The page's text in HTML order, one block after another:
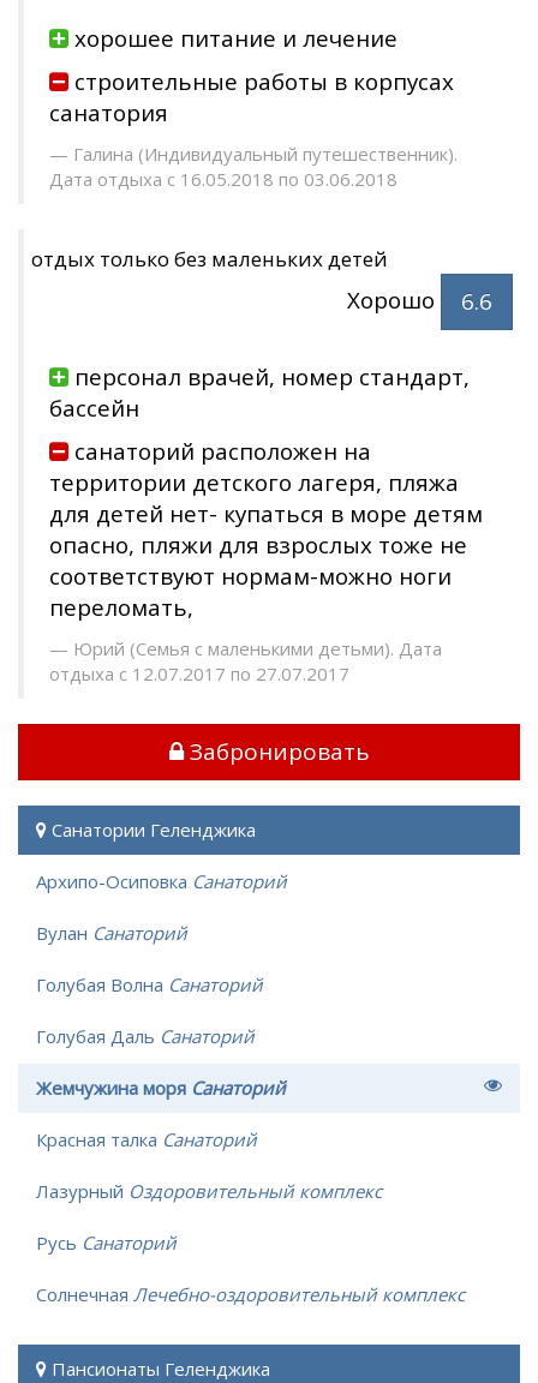
хорошее питание и лечение
строительные работы в корпусах
санатория
Галина (Индивидуальный путешественник).
Дата отдыха с 16.05.2018 по 03.06.2018
отдых только без маленьких детей
Хорошо 6.6
персонал врачей, номер стандарт,
бассейн
санаторий расположен на
территории детского лагеря, пляжа
для детей нет- купаться в море детям
опасно, пляжи для взрослых тоже не
соответствуют нормам-можно ноги
переломать,
Юрий (Семья с маленькими детьми). Дата
отдыха с 12.07.2017 по 27.07.2017
Забронировать
Санатории Геленджика
Архипо-Осиповка Санаторий
Вулан Санаторий
Голубая Волна Санаторий
Голубая Даль Санаторий
Жемчужина моря Санаторий
Красная талка Санаторий
Лазурный Оздоровительный комплекс
Русь Санаторий
Солнечная Лечебно-оздоровительный комплекс
Пансионаты Геленджика